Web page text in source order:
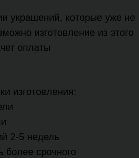
украшений, которые уже не
изготовление из этого
оплаты
изготовления:
2-5 недель
более срочного